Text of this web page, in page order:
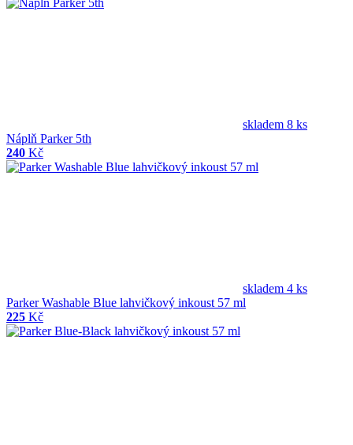
skladem 8 ks
Náplň Parker 5th
240 Kč
skladem 4 ks
Parker Washable Blue lahvičkový inkoust 57 ml
225 Kč